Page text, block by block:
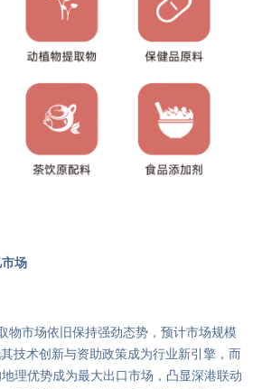
场
物市场依旧保持强劲态势，预计市场规模
技术创新与资助政策成为行业新引擎，而
理优势成为最大出口市场，凸显深港联动